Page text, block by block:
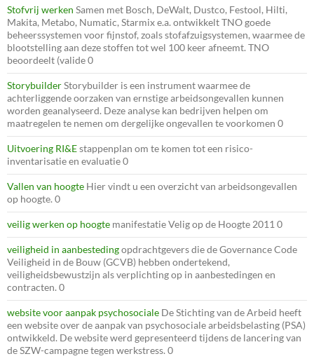
Stofvrij werken Samen met Bosch, DeWalt, Dustco, Festool, Hilti,
Makita, Metabo, Numatic, Starmix e.a. ontwikkelt TNO goede
beheerssystemen voor fijnstof, zoals stofafzuigsystemen, waarmee de
blootstelling aan deze stoffen tot wel 100 keer afneemt. TNO
beoordeelt (valide 0
StorybuilderStorybuilder is een instrument waarmee de
achterliggende oorzaken van ernstige arbeidsongevallen kunnen
worden geanalyseerd. Deze analyse kan bedrijven helpen om
maatregelen te nemen om dergelijke ongevallen te voorkomen 0
Uitvoering RI&Estappenplan om te komen tot een risico-
inventarisatie en evaluatie 0
Vallen van hoogte Hier vindt u een overzicht van arbeidsongevallen
op hoogte. 0
veilig werken op hoogte manifestatie Velig op de Hoogte 2011 0
veiligheid in aanbestedingopdrachtgevers die de Governance Code
Veiligheid in de Bouw (GCVB) hebben ondertekend,
veiligheidsbewustzijn als verplichting op in aanbestedingen en
contracten. 0
website voor aanpak psychosociale De Stichting van de Arbeid heeft
een website over de aanpak van psychosociale arbeidsbelasting (PSA)
ontwikkeld. De website werd gepresenteerd tijdens de lancering van
de SZW-campagne tegen werkstress. 0